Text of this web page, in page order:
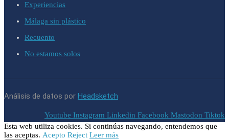
Experiencias
Málaga sin plástico
Recuento
No estamos solos
Análisis de datos por Headsketch
Youtube Instagram Linkedin Facebook Mastodon Tiktok
Esta web utiliza cookies. Si continúas navegando, entendemos que
las aceptas. Acepto Reject Leer más